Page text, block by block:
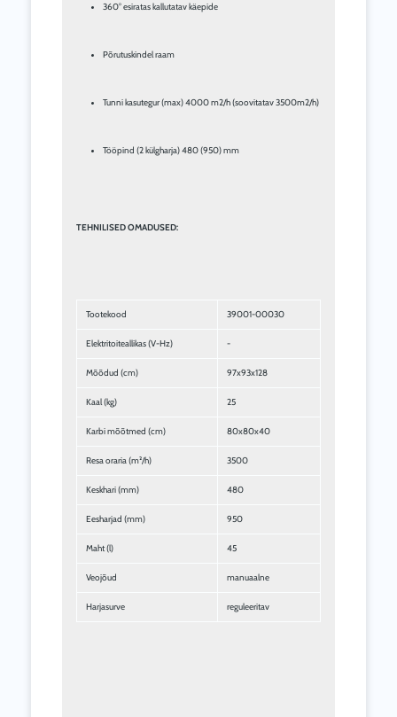
360° esiratas kallutatav käepide
Põrutuskindel raam
Tunni kasutegur (max) 4000 m2/h (soovitatav 3500m2/h)
Tööpind (2 külgharja) 480 (950) mm
TEHNILISED OMADUSED:
Tootekood 39001-00030
Elektritoiteallikas (V-Hz) -
Mõõdud (cm) 97x93x128
Kaal (kg) 25
Karbi mõõtmed (cm) 80x80x40
Resa oraria (m²/h) 3500
Keskhari (mm) 480
Eesharjad (mm) 950
Maht (l) 45
Veojõud manuaalne
Harjasurve reguleeritav